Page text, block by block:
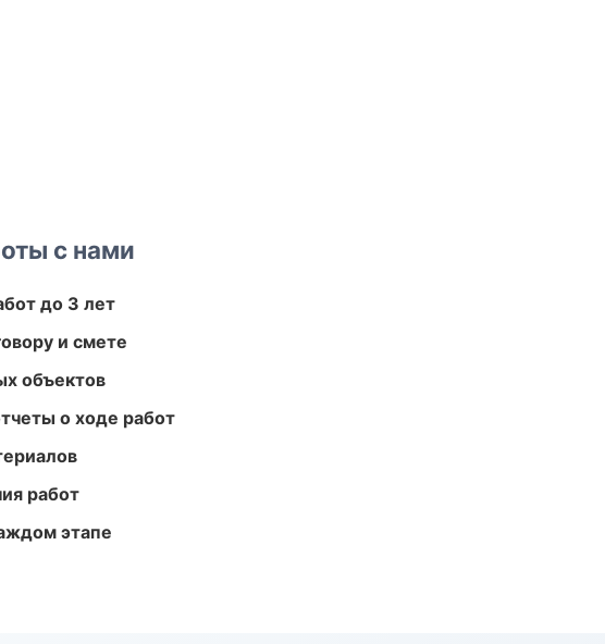
с нами
до 3 лет
и смете
объектов
о ходе работ
работ
этапе